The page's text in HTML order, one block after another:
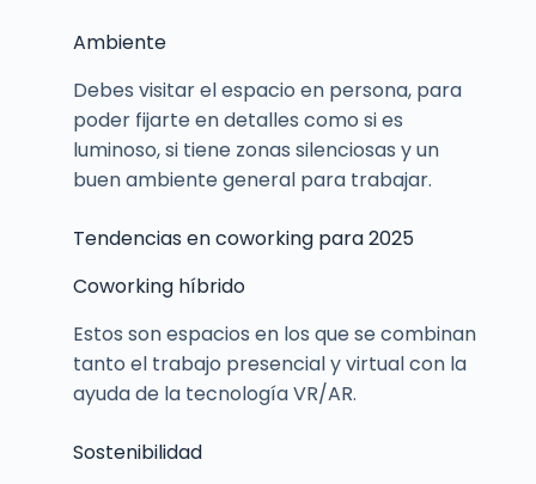
Ambiente
Debes visitar el espacio en persona, para
poder fijarte en detalles como si es
luminoso, si tiene zonas silenciosas y un
buen ambiente general para trabajar.
Tendencias en coworking para 2025
Coworking híbrido
Estos son espacios en los que se combinan
tanto el trabajo presencial y virtual con la
ayuda de la tecnología VR/AR.
Sostenibilidad